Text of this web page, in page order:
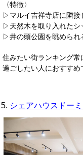
〈特徴〉
▷ マルイ吉祥寺店に隣接
▷ 天然木を取り入れたシ
▷井の頭公園を眺められ
住みたい街ランキング常
過ごしたい人におすすめ
5. シェアハウスドー